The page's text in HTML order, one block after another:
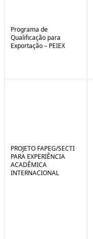
Programa de
Qualificação para
Exportação – PEIEX
PROJETO FAPEG/SECTI
PARA EXPERIÊNCIA
ACADÊMICA
INTERNACIONAL